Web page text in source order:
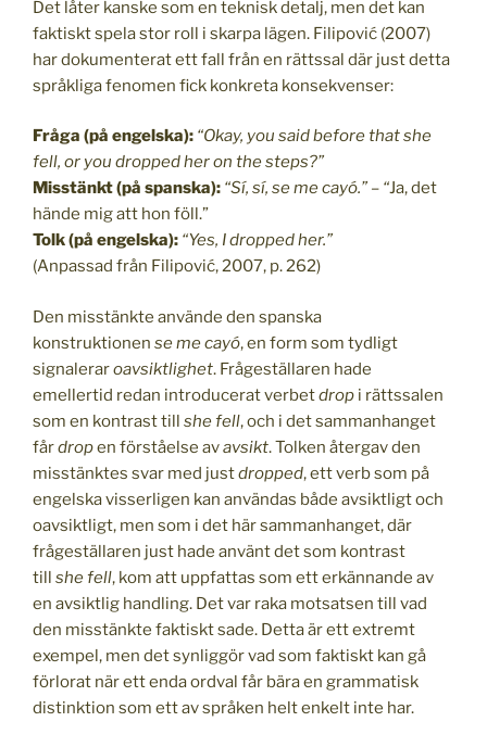
Det låter kanske som en teknisk detalj, men det kan
faktiskt spela stor roll i skarpa lägen. Filipović (2007)
har dokumenterat ett fall från en rättssal där just detta
språkliga fenomen fick konkreta konsekvenser:
Fråga (på engelska): “Okay, you said before that she
fell, or you dropped her on the steps?”
Misstänkt (på spanska): “Sí, sí, se me cayó.”– “Ja, det
hände mig att hon föll.”
Tolk (på engelska): “Yes, I dropped her.”
(Anpassad från Filipović, 2007, p. 262)
Den misstänkte använde den spanska
konstruktionen se me cayó, en form som tydligt
signaleraroavsiktlighet. Frågeställaren hade
emellertid redan introducerat verbetdrop i rättssalen
som en kontrast till she fell, och i det sammanhanget
fårdropen förståelse avavsikt. Tolken återgav den
misstänktes svar med justdropped, ett verb som på
engelska visserligen kan användas både avsiktligt och
oavsiktligt, men som i det här sammanhanget, där
frågeställaren just hade använt det som kontrast
till she fell, kom att uppfattas som ett erkännande av
en avsiktlig handling. Det var raka motsatsen till vad
den misstänkte faktiskt sade. Detta är ett extremt
exempel, men det synliggör vad som faktiskt kan gå
förlorat när ett enda ordval får bära en grammatisk
distinktion som ett av språken helt enkelt inte har.